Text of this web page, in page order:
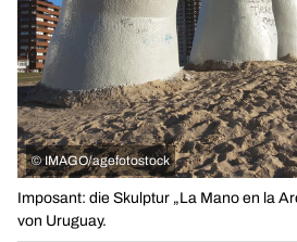
© IMAGO/agefotostock
Imposant: die Skulptur „La Mano en la
von Uruguay.